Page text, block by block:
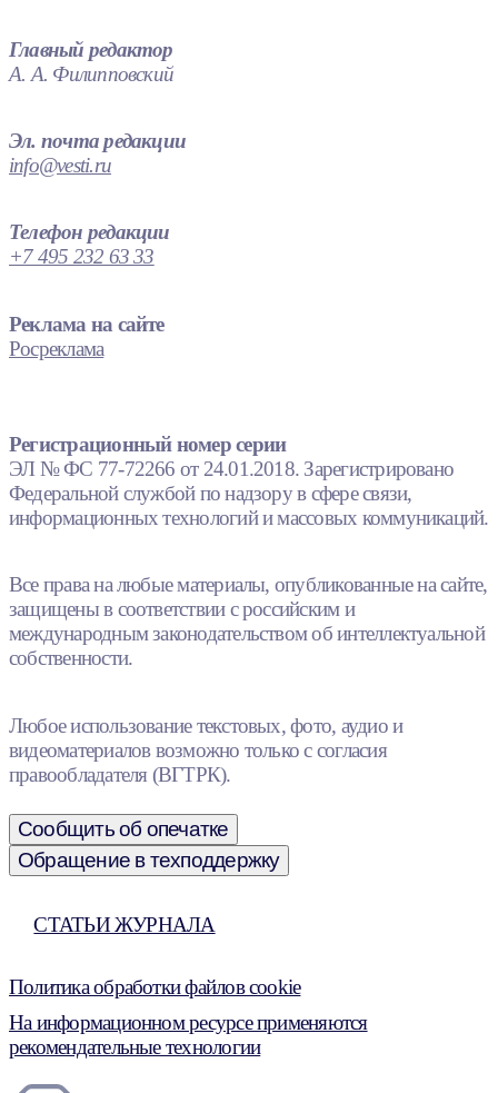
Главный редактор
А. А. Филипповский
Эл. почта редакции
info@vesti.ru
Телефон редакции
+7 495 232 63 33
Реклама на сайте
Росреклама
Регистрационный номер серии
ЭЛ № ФС 77-72266 от 24.01.2018. Зарегистрировано
Федеральной службой по надзору в сфере связи,
информационных технологий и массовых коммуникаций.
Все права на любые материалы, опубликованные на сайте,
защищены в соответствии с российским и
международным законодательством об интеллектуальной
собственности.
Любое использование текстовых, фото, аудио и
видеоматериалов возможно только с согласия
правообладателя (ВГТРК).
Сообщить об опечатке
Обращение в техподдержку
СТАТЬИ ЖУРНАЛА
Политика обработки файлов cookie
На информационном ресурсе применяются
рекомендательные технологии